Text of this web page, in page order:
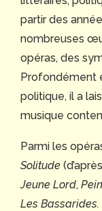
partir des
nombreuses
opéras, des
Profondément
politique, il a
musique
Parmi les
Solitude (d’après
Jeune Lord,
Les Bassarides.